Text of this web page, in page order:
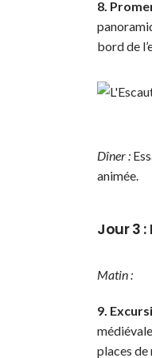
8.
bord de
Dîner :
animée.
Jour 3
Matin :
9.
places de